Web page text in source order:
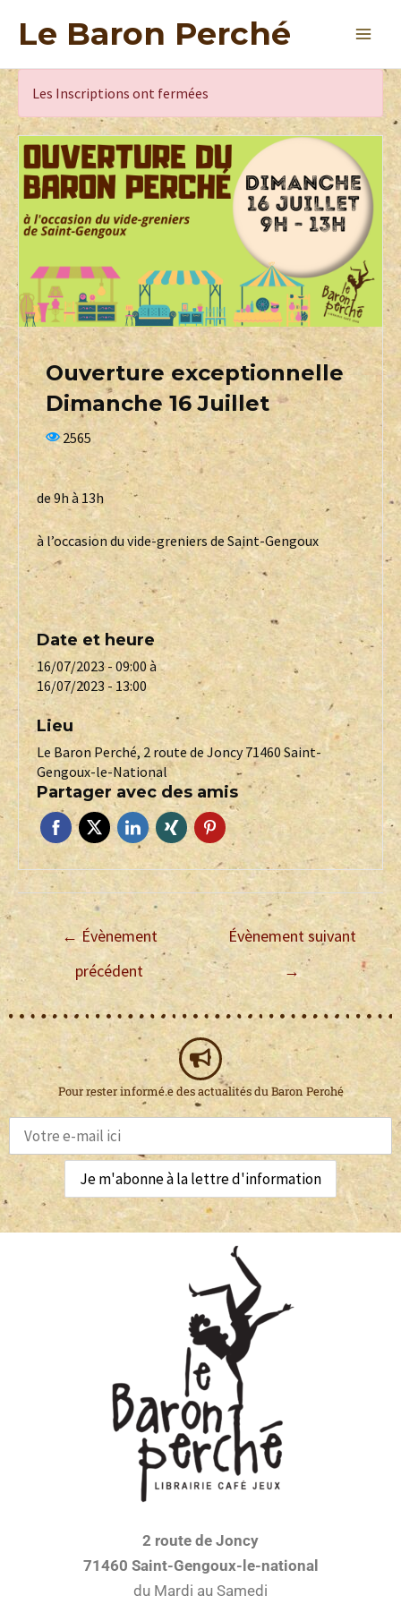
Le Baron Perché
Les Inscriptions ont fermées
Ouverture exceptionnelle
Dimanche 16 Juillet
2565
de 9h à 13h
à l’occasion du vide-greniers de Saint-Gengoux
Date et heure
16/07/2023 - 09:00 à
16/07/2023 - 13:00
Lieu
Le Baron Perché, 2 route de Joncy 71460 Saint-
Gengoux-le-National
Partager avec des amis
←Évènement
précédent
Évènement suivant
→
Pour rester informé.e des actualités du Baron Perché
2 route de Joncy
71460 Saint-Gengoux-le-national
du Mardi au Samedi